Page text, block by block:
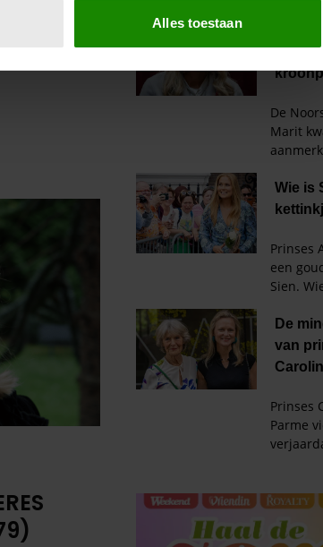
functies voor social media te bieden en om ons
onze site met onze partners voor social
met andere informatie die u aan ze heeft
Alles toestaan